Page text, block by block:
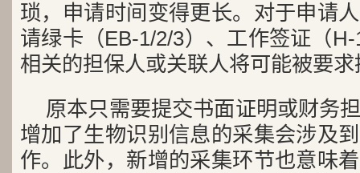
琐，申请时间变得更长。对于申请
请绿卡（EB-1/2/3）、工作签证（
相关的担保人或关联人将可能被要
原本只需要提交书面证明或财务
增加了生物识别信息的采集会涉及
作。此外，新增的采集环节也意味